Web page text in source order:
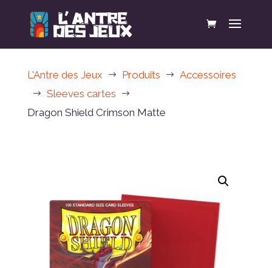
L'Antre des Jeux $ Produits $ Accessoires
$ Sleeves cartes $
Dragon Shield Crimson Matte